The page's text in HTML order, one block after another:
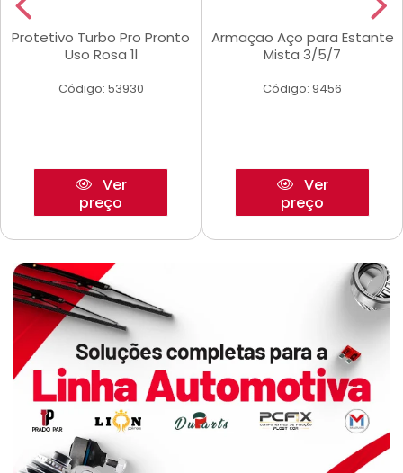
Protetivo Turbo Pro Pronto
Uso Rosa 1l
Código: 53930
Ver
preço
Armaçao Aço para Estante
Mista 3/5/7
Código: 9456
Ver
preço